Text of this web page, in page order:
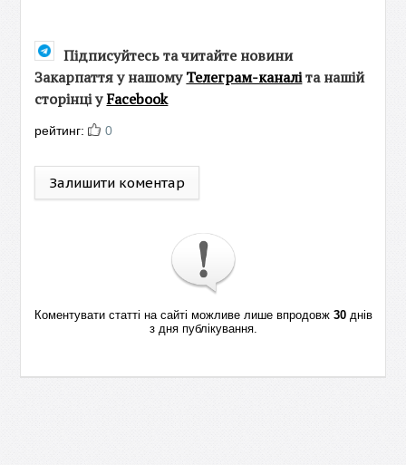
Підписуйтесь та читайте новини
Закарпаття у нашомуТелеграм-каналіта нашій
сторінці уFacebook
рейтинг: 0
Залишити коментар
Коментувати статті на сайті можливе лише впродовж 30днів
з дня публікування.